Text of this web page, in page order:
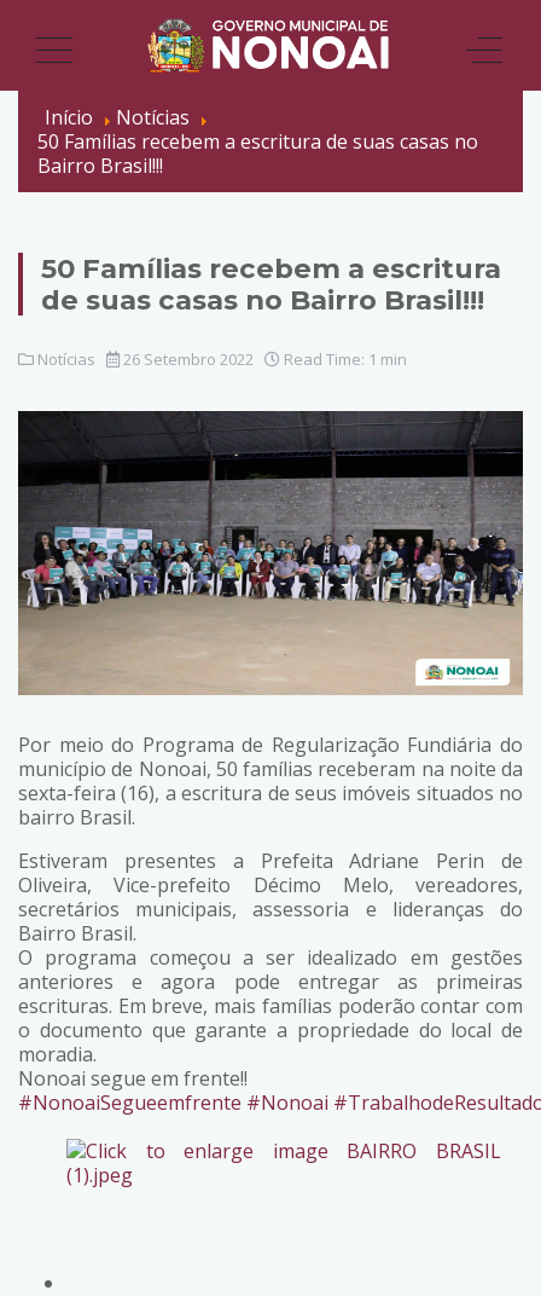
Início
Notícias
50 Famílias recebem a escritura de suas casas no
Bairro Brasil!!!
50 Famílias recebem a escritura
de suas casas no Bairro Brasil!!!
Notícias 26 Setembro 2022 Read Time: 1 min
Por meio do Programa de Regularização Fundiária do
município de Nonoai, 50 famílias receberam na noite da
sexta-feira (16), a escritura de seus imóveis situados no
bairro Brasil.
Estiveram presentes a Prefeita Adriane Perin de
Oliveira, Vice-prefeito Décimo Melo, vereadores,
secretários municipais, assessoria e lideranças do
Bairro Brasil.
O programa começou a ser idealizado em gestões
anteriores e agora pode entregar as primeiras
escrituras. Em breve, mais famílias poderão contar com
o documento que garante a propriedade do local de
moradia.
Nonoai segue em frente!!
#NonoaiSegueemfrente #Nonoai